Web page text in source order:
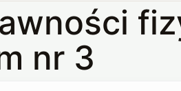
nr 3